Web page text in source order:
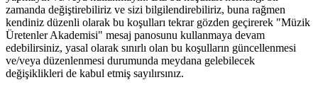
zamanda değiştirebiliriz ve sizi bilgilendirebiliriz, buna rağmen
kendiniz düzenli olarak bu koşulları tekrar gözden geçirerek "Müzik
Üretenler Akademisi" mesaj panosunu kullanmaya devam
edebilirsiniz, yasal olarak sınırlı olan bu koşulların güncellenmesi
ve/veya düzenlenmesi durumunda meydana gelebilecek
değişiklikleri de kabul etmiş sayılırsınız.